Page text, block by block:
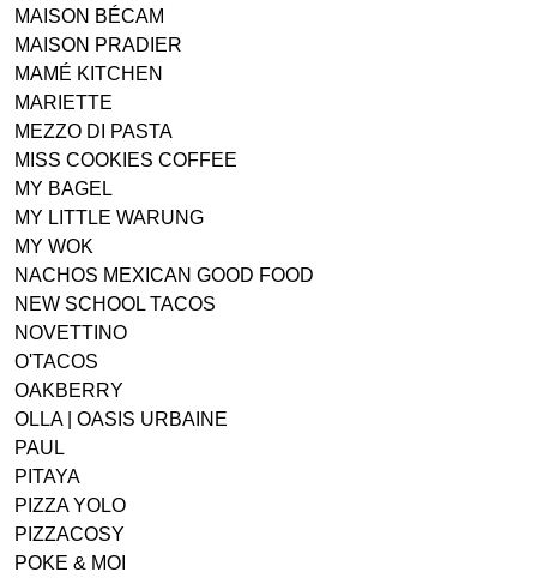
MAISON BÉCAM
MAISON PRADIER
MAMÉ KITCHEN
MARIETTE
MEZZO DI PASTA
MISS COOKIES COFFEE
MY BAGEL
MY LITTLE WARUNG
MY WOK
NACHOS MEXICAN GOOD FOOD
NEW SCHOOL TACOS
NOVETTINO
O'TACOS
OAKBERRY
OLLA | OASIS URBAINE
PAUL
PITAYA
PIZZA YOLO
PIZZACOSY
POKE & MOI